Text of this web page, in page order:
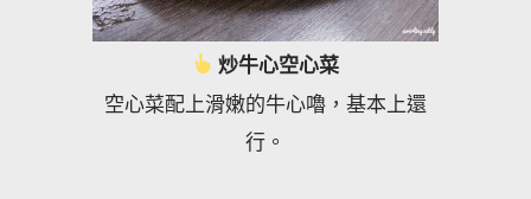
炒牛心空心菜
空心菜配上滑嫩的牛心嚕，基本上還
行。